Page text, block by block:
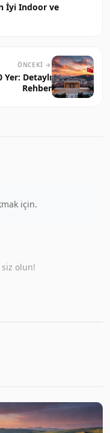
İyi Indoor ve
ÖNCEKI →
Detaylı
Rehber
için.
olun!